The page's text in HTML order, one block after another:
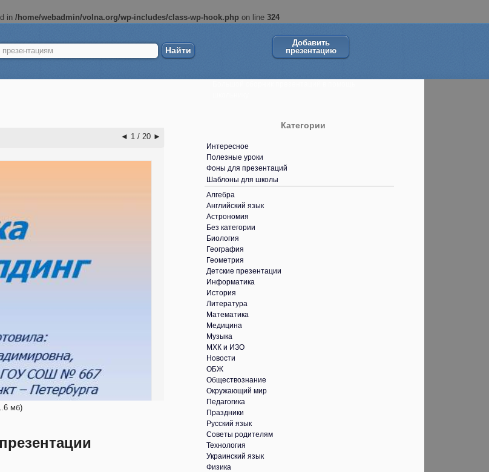
in /home/webadmin/volna.org/wp-includes/class-wp-hook.php on line 324
Добавить
презентацию
◄ 1 / 20 ►
мб)
Категории
Интересное
Полезные уроки
Фоны для презентаций
Шаблоны для школы
Алгебра
Английский язык
Астрономия
Без категории
Биология
География
Геометрия
Детские презентации
Информатика
История
Литература
Математика
Медицина
Музыка
МХК и ИЗО
Новости
ОБЖ
Обществознание
Окружающий мир
Педагогика
Праздники
Русский язык
Советы родителям
Технология
Украинский язык
Физика